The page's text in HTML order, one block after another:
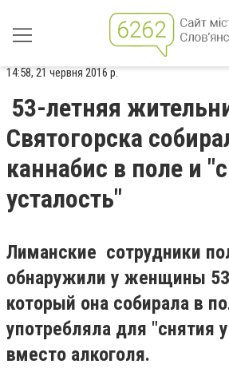
14:58, 21 червня 2016 р.
53-летняя
Святогорска
каннабис в поле и
усталость"
Лиманские сотрудники
обнаружили у женщины
который она собирала в
употребляла для "снятия
вместо алкоголя.